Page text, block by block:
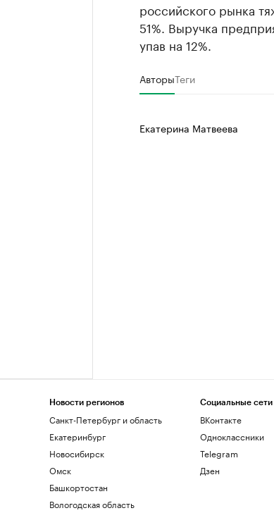
российского рынка
51%. Выручка
упав на 12%.
АвторыТеги
Екатерина Матвеева
Новости регионов
Санкт-Петербург и область
Екатеринбург
Новосибирск
Омск
Башкортостан
Вологодская область
Социальные сети
ВКонтакте
Одноклассники
Telegram
Дзен